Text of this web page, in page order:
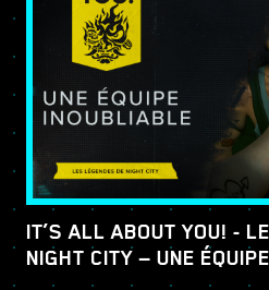
IT’S ALL ABOUT YOU! -
NIGHT CITY — UNE